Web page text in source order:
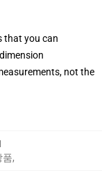
that you can
not the
품,